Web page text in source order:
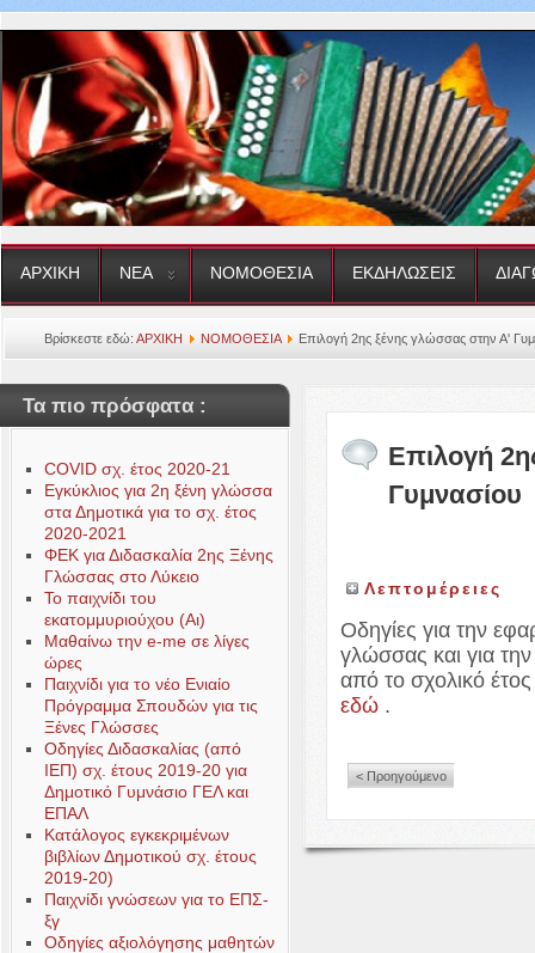
ΑΡΧΙΚΗ ΝΕΑ ΝΟΜΟΘΕΣΙΑ ΕΚΔΗΛΩΣΕΙΣ
Βρίσκεστε εδώ:ΑΡΧΙΚΗ ΝΟΜΟΘΕΣΙΑ Επιλογή 2ης ξένης γλώσσας στην Α'
Τα πιο πρόσφατα :
COVID σχ. έτος 2020-21
Εγκύκλιος για 2η ξένη γλώσσα
στα Δημοτικά για το σχ. έτος
2020-2021
ΦΕΚ για Διδασκαλία 2ης Ξένης
Γλώσσας στο Λύκειο
Το παιχνίδι του
εκατομμυριούχου (Αι)
Μαθαίνω την e-me σε λίγες
ώρες
Παιχνίδι για το νέο Ενιαίο
Πρόγραμμα Σπουδών για τις
Ξένες Γλώσσες
Οδηγίες Διδασκαλίας (από
ΙΕΠ) σχ. έτους 2019-20 για
Δημοτικό Γυμνάσιο ΓΕΛ και
ΕΠΑΛ
Κατάλογος εγκεκριμένων
βιβλίων Δημοτικού σχ. έτους
2019-20)
Παιχνίδι γνώσεων για το ΕΠΣ-
ξγ
Οδηγίες αξιολόγησης μαθητών
Επιλογή
Γυμνασίου
Λεπτομέρειες
Οδηγίες για την
γλώσσας και για
από το σχολικό
εδώ .
< Προηγούμενο